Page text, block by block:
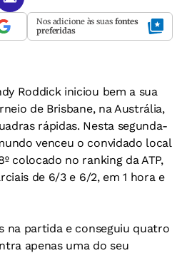
Nos adicione às suas fontes
preferidas
Roddick iniciou bem a sua
de Brisbane, na Austrália,
rápidas. Nesta segunda-
venceu o convidado local
colocado no ranking da ATP,
de 6/3 e 6/2, em 1 hora e
na partida e conseguiu quatro
apenas uma do seu